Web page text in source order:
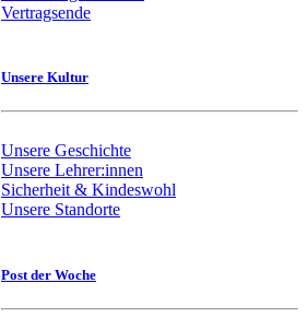
Vertragsende
Unsere Kultur
Unsere Geschichte
Unsere Lehrer:innen
Sicherheit & Kindeswohl
Unsere Standorte
Post der Woche